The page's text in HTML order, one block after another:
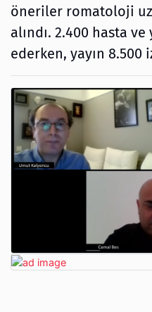
öneriler romatoloji
alındı. 2.400 hasta ve
ederken, yayın 8.500